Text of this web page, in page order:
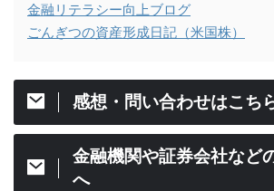
金融リテラシー向上ブログ
ごんぎつの資産形成日記（米国株）
感想・問い合わせはこち
金融機関や証券会社など
へ